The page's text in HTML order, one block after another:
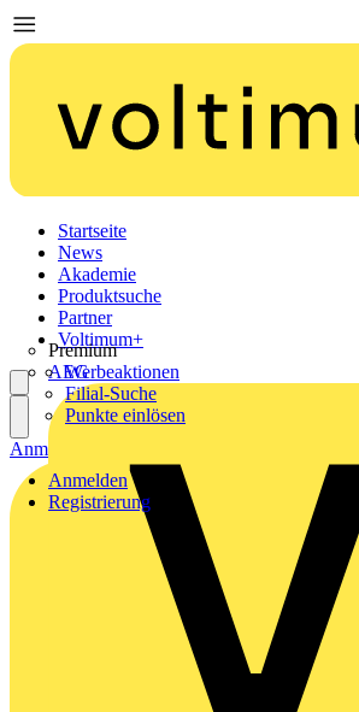
Startseite
News
Akademie
Produktsuche
Partner
Premium
AEG
Voltimum+
Werbeaktionen
Filial-Suche
Punkte einlösen
Anmelden
Registrierung
Anmelden